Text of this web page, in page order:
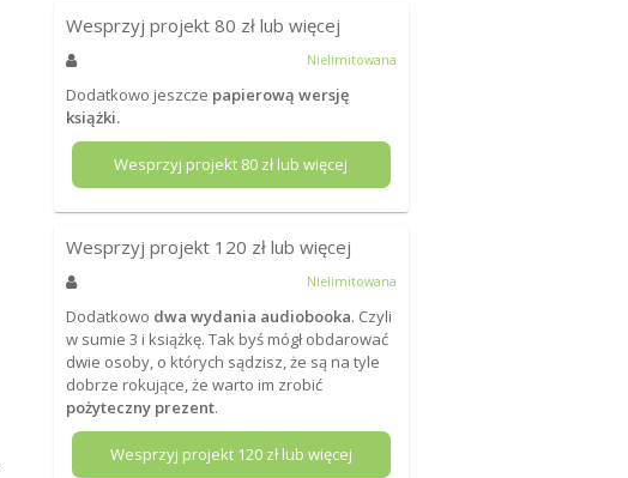
Wesprzyj projekt80 zł lub więcej
Nielimitowana
Dodatkowo jeszcze papierową wersję
książki.
Wesprzyj projekt 80 zł lub więcej
Wesprzyj projekt 120 zł lub więcej
Nielimitowana
Dodatkowo dwa wydania audiobooka. Czyli
w sumie 3 i książkę. Tak byś mógł obdarować
dwie osoby, o których sądzisz, że są na tyle
dobrze rokujące, że warto im zrobić
pożyteczny prezent.
Wesprzyj projekt 120zł lub więcej